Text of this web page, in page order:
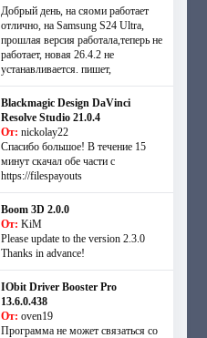
Добрый день, на сяоми работает
отлично, на Samsung S24 Ultra,
прошлая версия работала,теперь не
работает, новая 26.4.2 не
устанавливается. пишет,
Blackmagic Design DaVinci
Resolve Studio 21.0.4
От: nickolay22
Спасибо большое! В течение 15
минут скачал обе части с
https://filespayouts
Boom 3D 2.0.0
От: KiM
Please update to the version 2.3.0
Thanks in advance!
IObit Driver Booster Pro
13.6.0.438
От: oven19
Программа не может связаться со